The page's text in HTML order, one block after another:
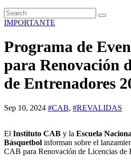
IMPORTANTE
Programa de
para Renovación
de Entrenadores
Sep 10, 2024 #CAB, #REVALIDAS
El Instituto CAB y la Escuela
Básquetbol informan sobre el
CAB para Renovación de Licencias de